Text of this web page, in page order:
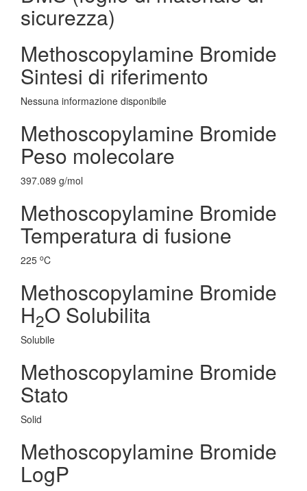
sicurezza)
Methoscopylamine Bromide
Sintesi di riferimento
Nessuna informazione disponibile
Methoscopylamine Bromide
Peso molecolare
397.089 g/mol
Methoscopylamine Bromide
Temperatura di fusione
225 oC
Methoscopylamine Bromide
H2O Solubilita
Solubile
Methoscopylamine Bromide
Stato
Solid
Methoscopylamine Bromide
LogP